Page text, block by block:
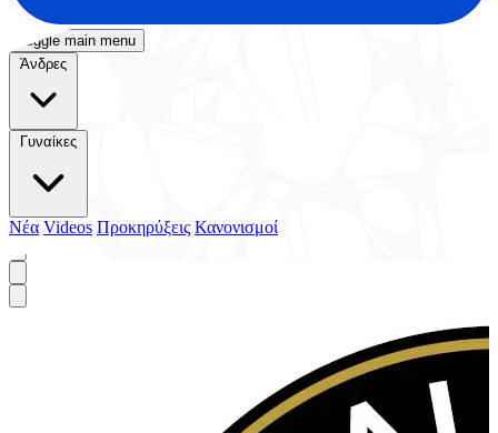
Toggle main menu
Άνδρες
Γυναίκες
Νέα Videos Προκηρύξεις Κανονισμοί